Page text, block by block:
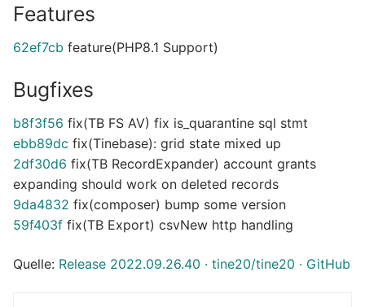
Features
62ef7cb feature(PHP8.1 Support)
Bugfixes
b8f3f56 fix(TB FS AV) fix is_quarantine sql stmt
ebb89dc fix(Tinebase): grid state mixed up
2df30d6 fix(TB RecordExpander) account grants
expanding should work on deleted records
9da4832 fix(composer) bump some version
59f403f fix(TB Export) csvNew http handling
Quelle: Release 2022.09.26.40 · tine20/tine20 · GitHub